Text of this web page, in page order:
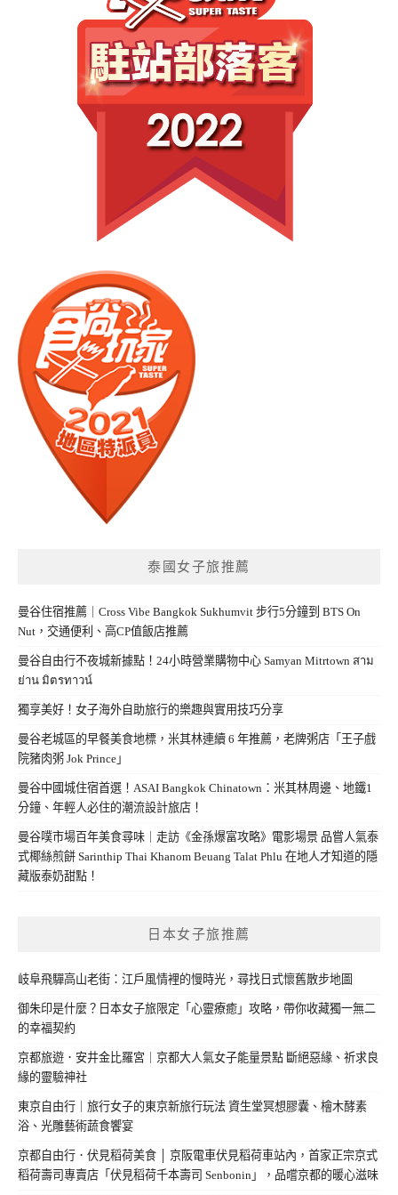
泰國女子旅推薦
曼谷住宿推薦｜Cross Vibe Bangkok Sukhumvit 步行5分鐘到 BTS On
Nut，交通便利、高CP值飯店推薦
曼谷自由行不夜城新據點！24小時營業購物中心 Samyan Mitrtown สาม
ย่าน มิตรทาวน์
獨享美好！女子海外自助旅行的樂趣與實用技巧分享
曼谷老城區的早餐美食地標，米其林連續 6 年推薦，老牌粥店「王子戲
院豬肉粥 Jok Prince」
曼谷中國城住宿首選！ASAI Bangkok Chinatown：米其林周邊、地鐵1
分鐘、年輕人必住的潮流設計旅店！
曼谷噗市場百年美食尋味｜走訪《金孫爆富攻略》電影場景 品嘗人氣泰
式椰絲煎餅 Sarinthip Thai Khanom Beuang Talat Phlu 在地人才知道的隱
藏版泰奶甜點！
日本女子旅推薦
岐阜飛驒高山老街：江戶風情裡的慢時光，尋找日式懷舊散步地圖
御朱印是什麼？日本女子旅限定「心靈療癒」攻略，帶你收藏獨一無二
的幸福契約
京都旅遊．安井金比羅宮｜京都大人氣女子能量景點 斷絕惡緣、祈求良
緣的靈驗神社
東京自由行｜旅行女子的東京新旅行玩法 資生堂冥想膠囊、檜木酵素
浴、光雕藝術蔬食饗宴
京都自由行．伏見稻荷美食 │ 京阪電車伏見稻荷車站內，首家正宗京式
稻荷壽司專賣店「伏見稻荷千本壽司 Senbonin」，品嚐京都的暖心滋味